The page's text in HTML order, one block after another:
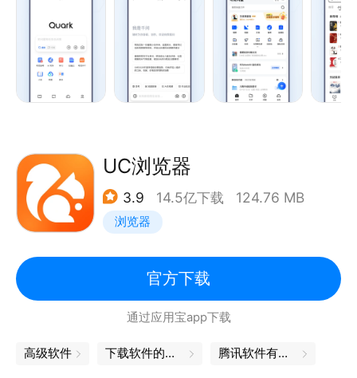
【AI搜索】
高效检索： 查资料、看资讯、找答案，帮你快速找到
最合适的结果。
AI 总结： 即时生成摘要，汇总重点信息，让复杂问题
纯净体验： 界面简洁无广告，信息更纯净。
【AI生产力工具】
AI写作：全体裁写作，写方案、报告、文案，都能一句
话生成。
夸克PPT：输入主题即可生成专业演示文档，自动排版
与结构优化。
夸克扫描王：拍照识别文字与表格，自动提取、整理、
总结。
UC浏览器
3.9 14.5亿下载 124.76 MB
浏览器
官方下载
通过应用宝app下载
高级软件 下载软件的软件 腾讯软件有哪些